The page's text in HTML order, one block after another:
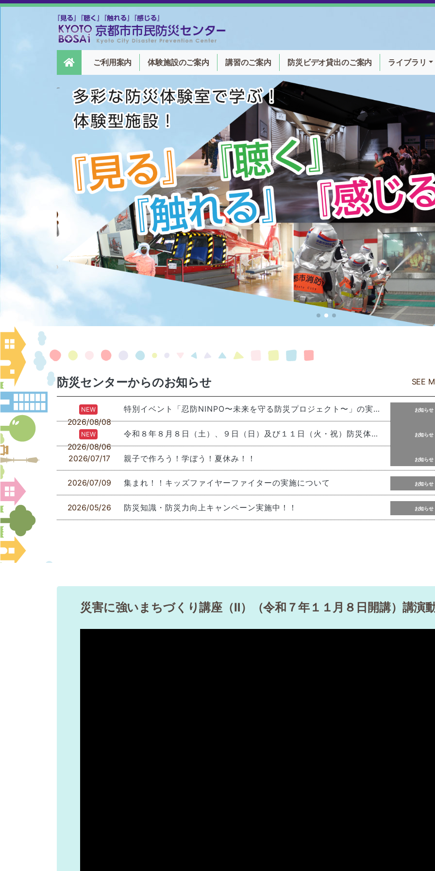
ご利用案内 体験施設のご案内 講習のご案内 防災ビデオ貸出のご案内 ライブラリ
防災センターからのお知らせ SEE
NEW
2026/08/08
特別イベント「忍防NINPO〜未来を守る防災プロジェクト〜」の実施について お知らせ
NEW
2026/08/06
令和８年８月８日（土）、９日（日）及び１１日（火・祝）防災体験コーナーの体験時間割表 お知らせ
2026/07/17 親子で作ろう！学ぼう！夏休み！！ お知らせ
2026/07/09 集まれ！！キッズファイヤーファイターの実施について お知らせ
2026/05/26 防災知識・防災力向上キャンペーン実施中！！ お知らせ
2023/12/08 体験プログラム「事業所研修コース」のご紹介 お知らせ
災害に強いまちづくり講座（Ⅱ）（令和７年１１月８日開講）講演